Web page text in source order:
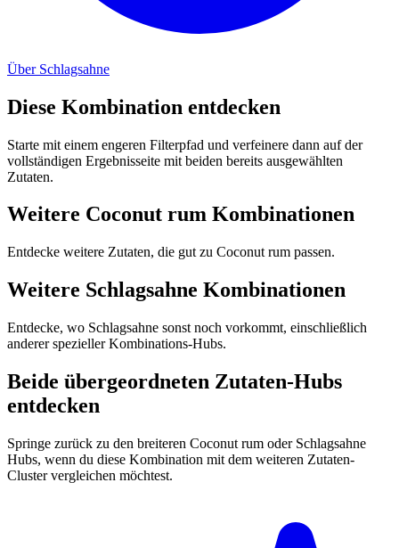
Über Schlagsahne
Diese Kombination entdecken
Starte mit einem engeren Filterpfad und verfeinere dann auf der
vollständigen Ergebnisseite mit beiden bereits ausgewählten
Zutaten.
Weitere Coconut rum Kombinationen
Entdecke weitere Zutaten, die gut zu Coconut rum passen.
Weitere Schlagsahne Kombinationen
Entdecke, wo Schlagsahne sonst noch vorkommt, einschließlich
anderer spezieller Kombinations-Hubs.
Beide übergeordneten Zutaten-Hubs
entdecken
Springe zurück zu den breiteren Coconut rum oder Schlagsahne
Hubs, wenn du diese Kombination mit dem weiteren Zutaten-
Cluster vergleichen möchtest.